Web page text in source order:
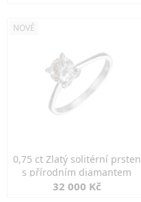
NOVÉ
0,75 ct Zlatý solitérní prsten
s přírodním diamantem
32 000 Kč